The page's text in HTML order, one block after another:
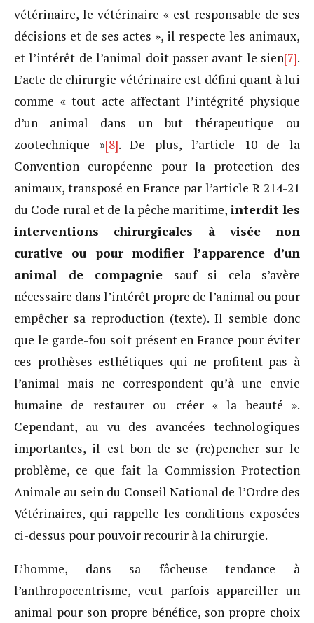
vétérinaire, le vétérinaire « est responsable de ses
décisions et de ses actes », il respecte les animaux,
et l’intérêt de l’animal doit passer avant le sien[7].
L’acte de chirurgie vétérinaire est défini quant à lui
comme « tout acte affectant l’intégrité physique
d’un animal dans un but thérapeutique ou
zootechnique »[8]. De plus, l’article 10 de la
Convention européenne pour la protection des
animaux, transposé en France par l’article R 214-21
du Code rural et de la pêche maritime, interdit les
interventions chirurgicales à visée non
curative ou pour modifier l’apparence d’un
animal de compagnie sauf si cela s’avère
nécessaire dans l’intérêt propre de l’animal ou pour
empêcher sa reproduction (texte). Il semble donc
que le garde-fou soit présent en France pour éviter
ces prothèses esthétiques qui ne profitent pas à
l’animal mais ne correspondent qu’à une envie
humaine de restaurer ou créer « la beauté ».
Cependant, au vu des avancées technologiques
importantes, il est bon de se (re)pencher sur le
problème, ce que fait la Commission Protection
Animale au sein du Conseil National de l’Ordre des
Vétérinaires, qui rappelle les conditions exposées
ci-dessus pour pouvoir recourir à la chirurgie.
L’homme, dans sa fâcheuse tendance à
l’anthropocentrisme, veut parfois appareiller un
animal pour son propre bénéfice, son propre choix